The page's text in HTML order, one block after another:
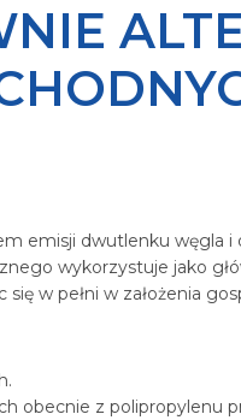
emisji dwutlenku węgla i
wykorzystuje jako
w pełni w założenia
obecnie z polipropylenu